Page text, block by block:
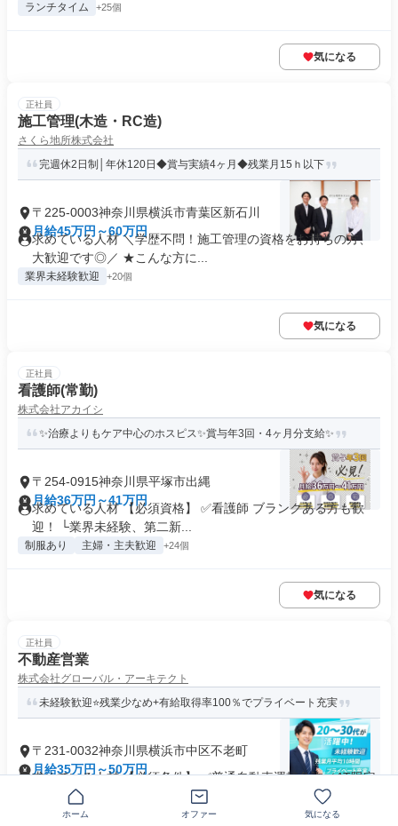
ランチタイム +25個
気になる
正社員
施工管理(木造・RC造)
さくら地所株式会社
完週休2日制│年休120日◆賞与実績4ヶ月◆残業月15ｈ以下
〒225-0003神奈川県横浜市青葉区新石川
月給45万円～60万円
求めている人材 ＼学歴不問！施工管理の資格をお持ちの方、
大歓迎です◎／ ★こんな方に...
業界未経験歓迎 +20個
気になる
正社員
看護師(常勤)
株式会社アカイシ
✨治療よりもケア中心のホスピス✨賞与年3回・4ヶ月分支給✨
〒254-0915神奈川県平塚市出縄
月給36万円～41万円
求めている人材 【必須資格】 ✅看護師 ブランクある方も歓
迎！ └業界未経験、第二新...
制服あり 主婦・主夫歓迎 +24個
気になる
正社員
不動産営業
株式会社グローバル・アーキテクト
未経験歓迎⭐残業少なめ+有給取得率100％でプライベート充実
〒231-0032神奈川県横浜市中区不老町
月給35万円～50万円
求めている人材 【必須条件】 ✅普通自動車運転免許（AT限定
可） ✨経験不問・学歴不...
業界未経験歓迎
ホーム オファー 気になる